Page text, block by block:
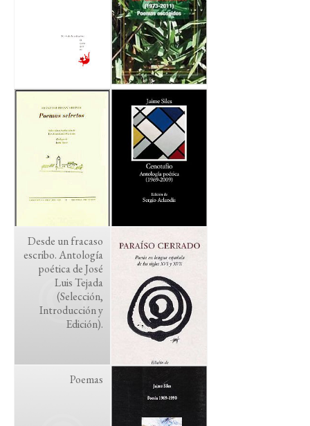
Desde un fracaso
escribo. Antología
poética de José
Luis Tejada
(Selección,
Introducción y
Edición).
Poemas